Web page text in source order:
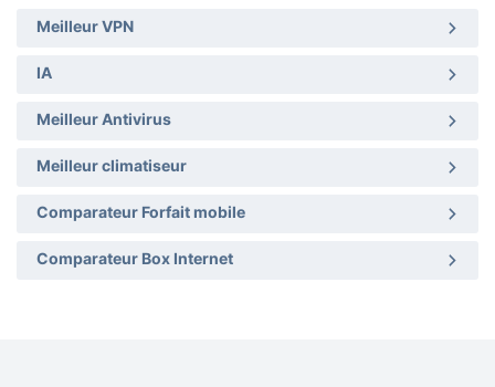
Meilleur VPN
IA
Meilleur Antivirus
Meilleur climatiseur
Comparateur Forfait mobile
Comparateur Box Internet